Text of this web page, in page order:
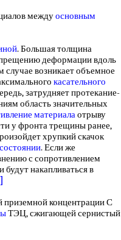
междуосновным
. Большая толщина
деформации вдоль
возникает объемное
касательного
затрудняет протекание-
область значительных
материалаотрыву
у фронта трещины ранее,
хрупкий скачок
. Если же
с сопротивлением
будут накапливаться в
концентрации С
ТЭЦ, сжигающей сернистый